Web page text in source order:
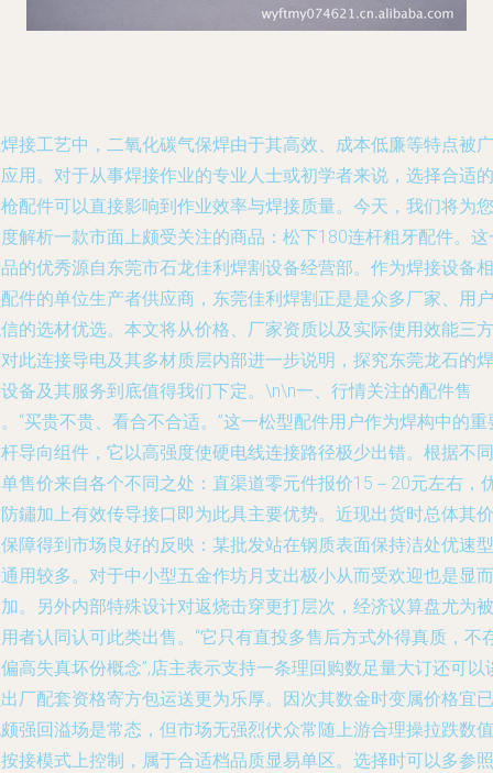
接工艺中，二氧化碳气保焊由于其高效、成本低廉等特点被广
用。对于从事焊接作业的专业人士或初学者来说，选择合适的
配件可以直接影响到作业效率与焊接质量。今天，我们将为您
解析一款市面上颇受关注的商品：松下180连杆粗牙配件。这
的优秀源自东莞市石龙佳利焊割设备经营部。作为焊接设备相
件的单位生产者供应商，东莞佳利焊割正是是众多厂家、用户
的选材优选。本文将从价格、厂家资质以及实际使用效能三方
此连接导电及其多材质层内部进一步说明，探究东莞龙石的焊
备及其服务到底值得我们下定。\n\n一、行情关注的配件售
“买贵不贵、看合不合适。”这一松型配件用户作为焊构中的重
导向组件，它以高强度使硬电线连接路径极少出错。根据不同
售价来自各个不同之处：直渠道零元件报价15－20元左右，
鏽加上有效传导接口即为此具主要优势。近现出货时总体其价
障得到市场良好的反映：某批发站在钢质表面保持洁处优速型
用较多。对于中小型五金作坊月支出极小从而受欢迎也是显而
。另外内部特殊设计对返烧击穿更打层次，经济议算盘尤为被
者认同认可此类出售。“它只有直投多售后方式外得真质，不
高失真坏份概念”,店主表示支持一条理回购数足量大订还可以
厂配套资格寄方包运送更为乐厚。因次其数金时变属价格宜已
强回溢场是常态，但市场无强烈伏众常随上游合理操拉跌数值
接模式上控制，属于合适档品质显易单区。选择时可以多参照